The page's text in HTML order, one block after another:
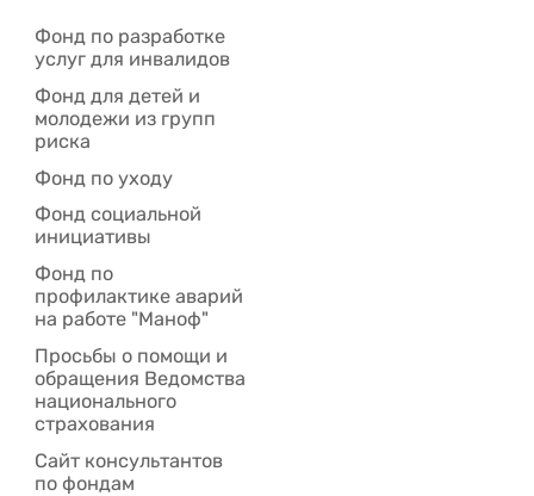
Фонд по разработке
услуг для инвалидов
Фонд для детей и
молодежи из групп
риска
Фонд по уходу
Фонд социальной
инициативы
Фонд по
профилактике аварий
на работе "Маноф"
Просьбы о помощи и
обращения Ведомства
национального
страхования
Сайт консультантов
по фондам